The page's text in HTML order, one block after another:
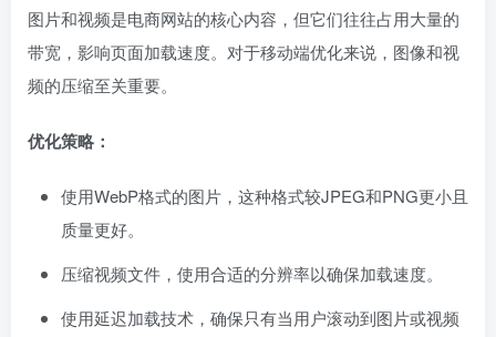
图片和视频是电商网站的核心内容，但它们往往占用大量的
带宽，影响页面加载速度。对于移动端优化来说，图像和视
频的压缩至关重要。
优化策略：
使用WebP格式的图片，这种格式较JPEG和PNG更小且
质量更好。
压缩视频文件，使用合适的分辨率以确保加载速度。
使用延迟加载技术，确保只有当用户滚动到图片或视频